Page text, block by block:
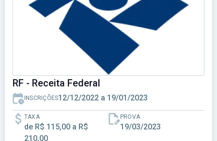
RF - Receita Federal
INSCRIÇÕES12/12/2022 a 19/01/2023
TAXA
de R$ 115,00 a R$
210,00
PROVA
19/03/2023